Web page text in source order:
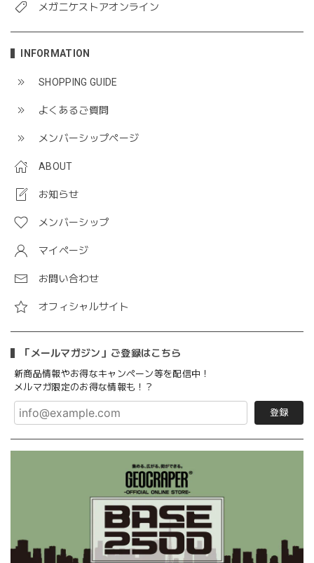
メガニケストアオンライン
INFORMATION
SHOPPING GUIDE
よくあるご質問
メンバーシップページ
ABOUT
お知らせ
メンバーシップ
マイページ
お問い合わせ
オフィシャルサイト
「メールマガジン」ご登録はこちら
新商品情報やお得なキャンペーン等を配信中！
メルマガ限定のお得な情報も！？
登録